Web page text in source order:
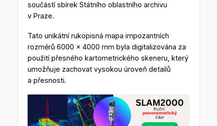
součástí sbírek Státního oblastního archivu
v Praze.
Tato unikátní rukopisná mapa impozantních
rozměrů 6000 x 4000 mm byla digitalizována za
použití přesného kartometrického skeneru, který
umožňuje zachovat vysokou úroveň detailů
a přesnosti.